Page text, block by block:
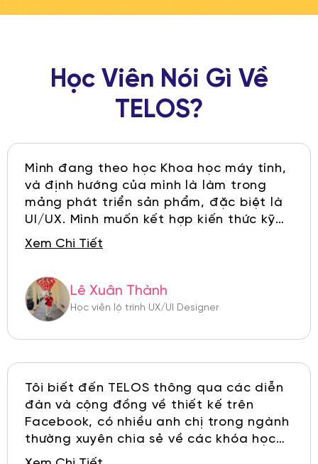
Học Viên Nói Gì Về
TELOS?
Mình đang theo học Khoa học máy tính,
và định hướng của mình là làm trong
mảng phát triển sản phẩm, đặc biệt là
UI/UX. Mình muốn kết hợp kiến thức kỹ
thuật với khả năng thiết kế để xây dựng
thấy hài lòng nhất với môi trường học
tập tại TELOS: giảng viên nhiệt tình,
kiến thức được hệ thống dễ hiểu và có
nhiều bài tập thực hành sát với thực tế.
sản phẩm rõ ràng. Trộm vía, mình còn
được chọn là học viên xuất sắc của
khóa Tư duy Figma, điều này khiến mình
rất tự hào.
Xem Chi Tiết
Lê Xuân Thành
Học viên lộ trình UX/UI Designer
Tôi biết đến TELOS thông qua các diễn
đàn và cộng đồng về thiết kế trên
Facebook, có nhiều anh chị trong ngành
thường xuyên chia sẻ về các khóa học
chất lượng. Yếu tố chính khiến tôi quyết